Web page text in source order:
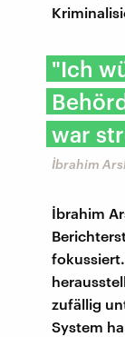
"Ich
war
İbrahim
İbrahim
zufällig
System